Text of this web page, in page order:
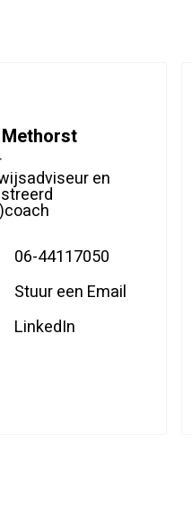
en
06-44117050
Stuur een Email
LinkedIn